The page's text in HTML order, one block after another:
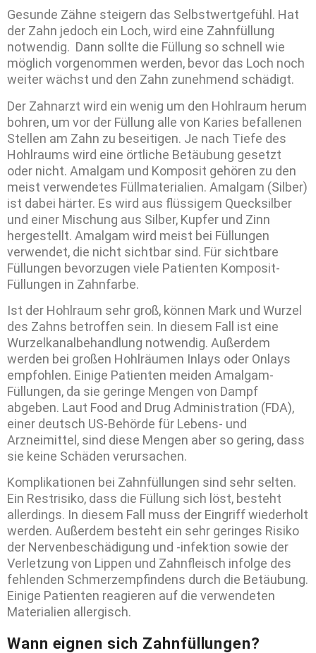
Gesunde Zähne steigern das Selbstwertgefühl. Hat
der Zahn jedoch ein Loch, wird eine Zahnfüllung
notwendig. Dann sollte die Füllung so schnell wie
möglich vorgenommen werden, bevor das Loch noch
weiter wächst und den Zahn zunehmend schädigt.
Der Zahnarzt wird ein wenig um den Hohlraum herum
bohren, um vor der Füllung alle von Karies befallenen
Stellen am Zahn zu beseitigen. Je nach Tiefe des
Hohlraums wird eine örtliche Betäubung gesetzt
oder nicht. Amalgam und Komposit gehören zu den
meist verwendetes Füllmaterialien. Amalgam (Silber)
ist dabei härter. Es wird aus flüssigem Quecksilber
und einer Mischung aus Silber, Kupfer und Zinn
hergestellt. Amalgam wird meist bei Füllungen
verwendet, die nicht sichtbar sind. Für sichtbare
Füllungen bevorzugen viele Patienten Komposit-
Füllungen in Zahnfarbe.
Ist der Hohlraum sehr groß, können Mark und Wurzel
des Zahns betroffen sein. In diesem Fall ist eine
Wurzelkanalbehandlung notwendig. Außerdem
werden bei großen Hohlräumen Inlays oder Onlays
empfohlen. Einige Patienten meiden Amalgam-
Füllungen, da sie geringe Mengen von Dampf
abgeben. Laut Food and Drug Administration (FDA),
einer deutsch US-Behörde für Lebens- und
Arzneimittel, sind diese Mengen aber so gering, dass
sie keine Schäden verursachen.
Komplikationen bei Zahnfüllungen sind sehr selten.
Ein Restrisiko, dass die Füllung sich löst, besteht
allerdings. In diesem Fall muss der Eingriff wiederholt
werden. Außerdem besteht ein sehr geringes Risiko
der Nervenbeschädigung und -infektion sowie der
Verletzung von Lippen und Zahnfleisch infolge des
fehlenden Schmerzempfindens durch die Betäubung.
Einige Patienten reagieren auf die verwendeten
Materialien allergisch.
Wann eignen sich Zahnfüllungen?